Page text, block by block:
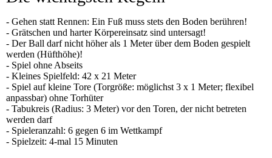
- Gehen statt Rennen: Ein Fuß muss stets den Boden berühren!
- Grätschen und harter Körpereinsatz sind untersagt!
- Der Ball darf nicht höher als 1 Meter über dem Boden gespielt
werden (Hüfthöhe)!
- Spiel ohne Abseits
- Kleines Spielfeld: 42 x 21 Meter
- Spiel auf kleine Tore (Torgröße: möglichst 3 x 1 Meter; flexibel
anpassbar) ohne Torhüter
- Tabukreis (Radius: 3 Meter) vor den Toren, der nicht betreten
werden darf
- Spieleranzahl: 6 gegen 6 im Wettkampf
- Spielzeit: 4-mal 15 Minuten